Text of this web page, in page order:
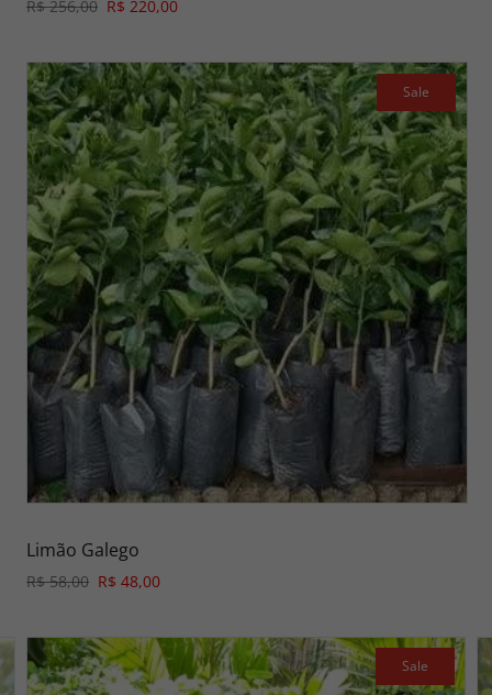
R$ 256,00 R$ 220,00
Sale
Limão Galego
R$ 58,00 R$ 48,00
Sale